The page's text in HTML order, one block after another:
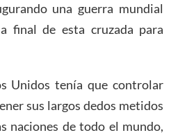
una guerra mundial
final de esta cruzada para
Unidos tenía que controlar
sus largos dedos metidos
naciones de todo el mundo,